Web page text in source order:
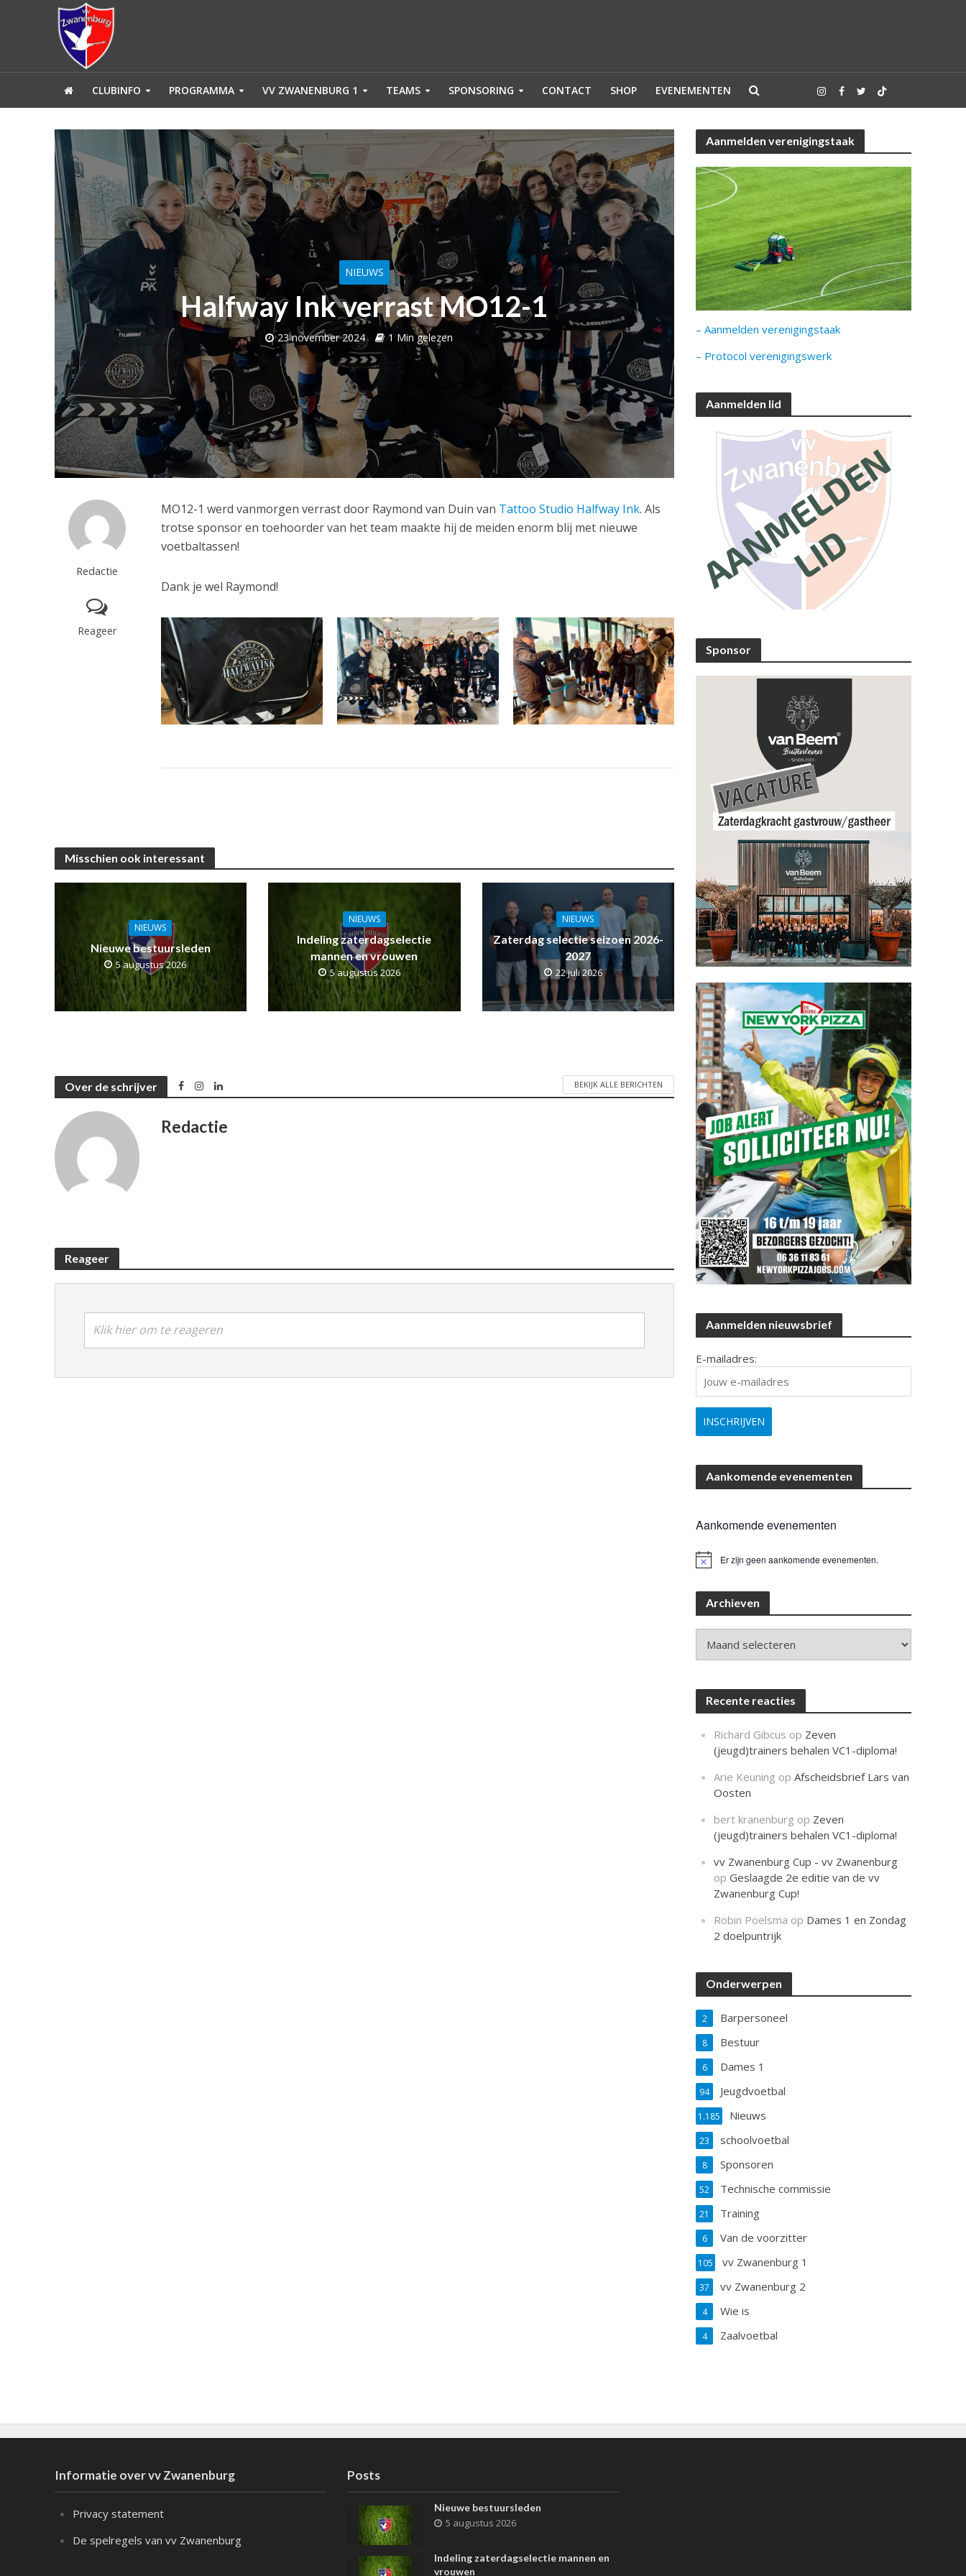
CLUBINFO PROGRAMMA VV ZWANENBURG 1 TEAMS SPONSORING CONTACT SHOP EVENEMENTEN
NIEUWS
Halfway Ink verrast MO12-1
23 november 2024 1 Min gelezen
Redactie
Reageer
MO12-1 werd vanmorgen verrast door Raymond van Duin van Tattoo Studio Halfway Ink. Als
trotse sponsor en toehoorder van het team maakte hij de meiden enorm blij met nieuwe
voetbaltassen!
Dank je wel Raymond!
Misschien ook interessant
NIEUWS
Nieuwe bestuursleden
5 augustus 2026
NIEUWS
Indeling zaterdagselectie
mannen en vrouwen
5 augustus 2026
NIEUWS
Zaterdag selectie seizoen 2026-
2027
22 juli 2026
Over de schrijver BEKIJK ALLE BERICHTEN
Redactie
Reageer
Klik hier om te reageren
Aanmelden verenigingstaak
– Aanmelden verenigingstaak
– Protocol verenigingswerk
Aanmelden lid
Sponsor
Aanmelden nieuwsbrief
E-mailadres:
Aankomende evenementen
Aankomende evenementen
B
t
Er zijn geen aankomende evenementen.
Archieven
Recente reacties
Richard Gibcus op Zeven
(jeugd)trainers behalen VC1-diploma!
Arie Keuning opAfscheidsbrief Lars van
Oosten
bert kranenburg op Zeven
(jeugd)trainers behalen VC1-diploma!
vv Zwanenburg Cup - vv Zwanenburg
opGeslaagde 2e editie van de vv
Zwanenburg Cup!
Robin Poelsma op Dames 1 en Zondag
2 doelpuntrijk
Onderwerpen
Barpersoneel
2
Bestuur
8
Dames 1
6
Jeugdvoetbal
94
Nieuws
1.185
schoolvoetbal
23
Sponsoren
8
Technische commissie
52
Training
21
Van de voorzitter
6
vv Zwanenburg 1
105
vv Zwanenburg 2
37
Wie is
4
Zaalvoetbal
4
Informatie over vv Zwanenburg
Privacy statement
De spelregels van vv Zwanenburg
Posts
Nieuwe bestuursleden
5 augustus 2026
Indeling zaterdagselectie mannen en
vrouwen